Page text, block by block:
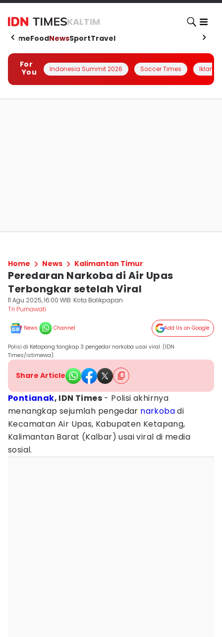
KALTIM
HomeFoodNewsSportTravel
For
You
Indonesia Summit 2026 Soccer Times Iklanin
Home News Kalimantan Timur
Peredaran Narkoba di Air Upas
Terbongkar setelah Viral
11 Agu 2025, 16:00 WIB Kota Balikpapan
Tri Purnawati
News Channel Add Us on Google
Polisi di Ketapang tangkap 3 pengedar narkoba usai viral. (IDN
Times/istimewa).
Share Article
Pontianak, IDN Times - Polisi akhirnya
menangkap sejumlah pengedar narkobadi
Kecamatan Air Upas, Kabupaten Ketapang,
Kalimantan Barat (Kalbar) usai viral di media
sosial.